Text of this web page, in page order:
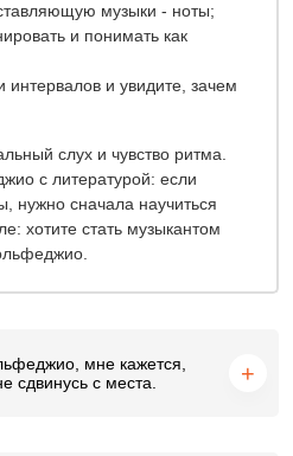
музыки - ноты;
и понимать как
интервалов и увидите, зачем
слух и чувство ритма.
с литературой: если
нужно сначала научиться
хотите стать музыкантом
мне кажется,
сдвинусь с места.